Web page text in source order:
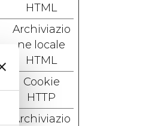
HTML
Archiviazio
ne locale
HTML
Cookie
HTTP
Archiviazio